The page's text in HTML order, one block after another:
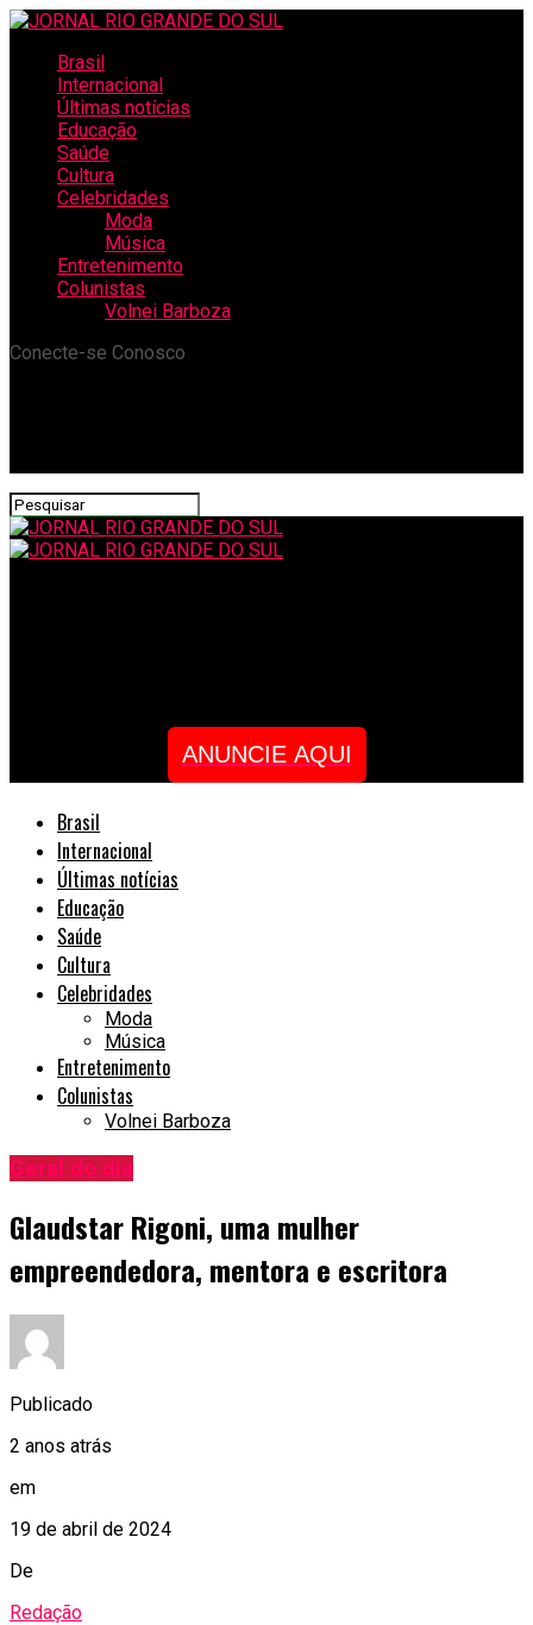
Brasil
Internacional
Últimas notícias
Educação
Saúde
Cultura
Celebridades
Moda
Música
Entretenimento
Colunistas
Volnei Barboza
Conecte-se Conosco
ANUNCIE AQUI
Brasil
Internacional
Últimas notícias
Educação
Saúde
Cultura
Celebridades
Moda
Música
Entretenimento
Colunistas
Volnei Barboza
Geral do dia
Glaudstar Rigoni, uma mulher
empreendedora, mentora e escritora
Publicado
2 anos atrás
em
19 de abril de 2024
De
Redação